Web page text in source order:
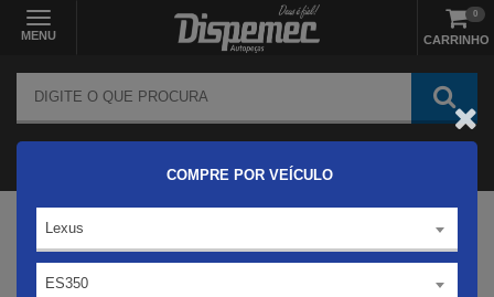
MENU CARRINHO
0
COMPRE POR VEÍCULO
Lexus
ES350